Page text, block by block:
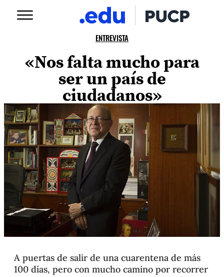
ENTREVISTA
«Nos falta mucho para
ser un país de
ciudadanos»
A puertas de salir de una cuarentena de más
100 días, pero con mucho camino por recorrer